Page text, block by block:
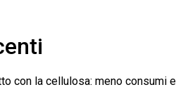
con la cellulosa: meno consumi e